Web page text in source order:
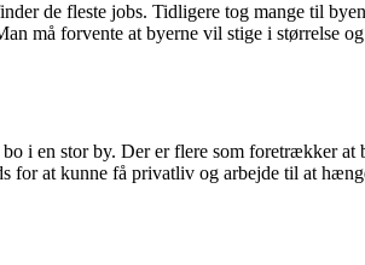
de fleste jobs. Tidligere tog mange til
må forvente at byerne vil stige i størrelse
i en stor by. Der er flere som foretrækker
for at kunne få privatliv og arbejde til at